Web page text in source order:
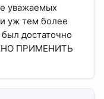
уважаемых
уж тем более
достаточно
ПРИМЕНИТЬ